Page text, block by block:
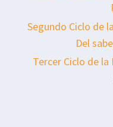
Segundo Ciclo de
Del
Tercer Ciclo de